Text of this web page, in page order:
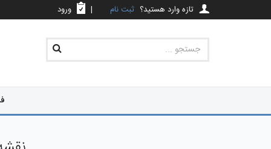
تازه وارد هستید؟ ثبت نام | ورود